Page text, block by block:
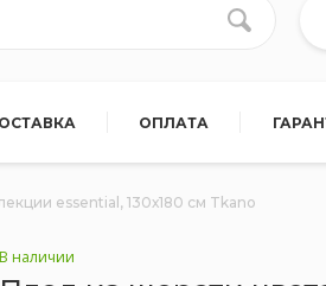
ОПЛАТА
essential, 130х180 см Tkano
В наличии